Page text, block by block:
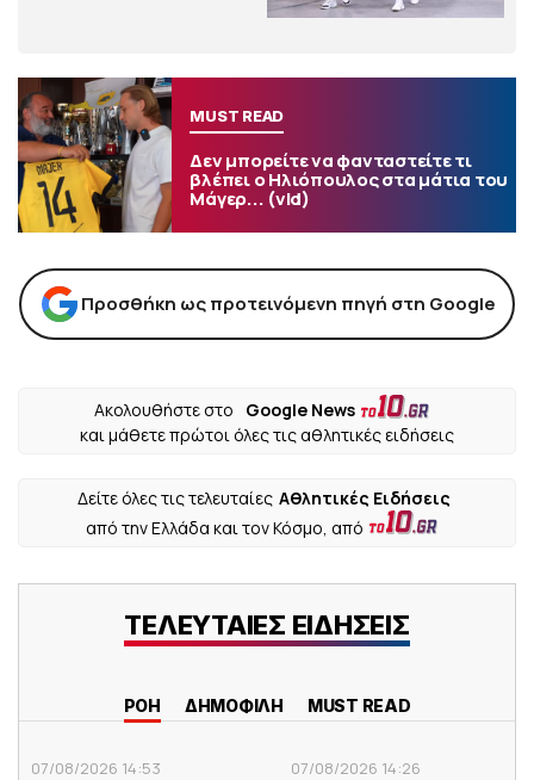
MUST READ
Δεν μπορείτε να φανταστείτε τι
βλέπει ο Ηλιόπουλος στα μάτια του
Μάγερ... (vid)
Προσθήκη ως προτεινόμενη πηγή στη Google
Ακολουθήστε στο
Google News
και μάθετε πρώτοι όλες τις αθλητικές ειδήσεις
Δείτε όλες τις τελευταίες Αθλητικές Ειδήσεις
από την Ελλάδα και τον Κόσμο, από
ΤΕΛΕΥΤΑΙΕΣ ΕΙΔΗΣΕΙΣ
ΡΟΗ ΔΗΜΟΦΙΛΗ MUST READ
07/08/2026 14:53 07/08/2026 14:26